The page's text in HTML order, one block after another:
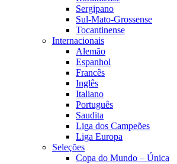
Sergipano
Sul-Mato-Grossense
Tocantinense
Internacionais
Alemão
Espanhol
Francês
Inglês
Italiano
Português
Saudita
Liga dos Campeões
Liga Europa
Seleções
Copa do Mundo – Única